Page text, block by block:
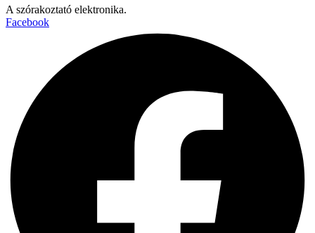
A szórakoztató elektronika.
Facebook